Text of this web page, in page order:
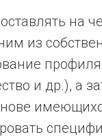
на
из
и др.), а